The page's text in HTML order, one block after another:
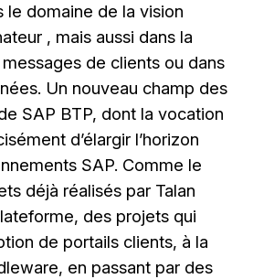
le domaine de la vision
, mais aussi dans la
de clients ou dans
Un nouveau champ des
SAP BTP, dont la vocation
d’élargir l’horizon
SAP. Comme le
déjà réalisés par Talan
des projets qui
de portails clients, à la
en passant par des